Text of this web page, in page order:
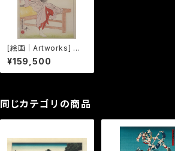
[絵画｜Artworks] 平
成二十六年 祭る
¥159,500
同じカテゴリの商品